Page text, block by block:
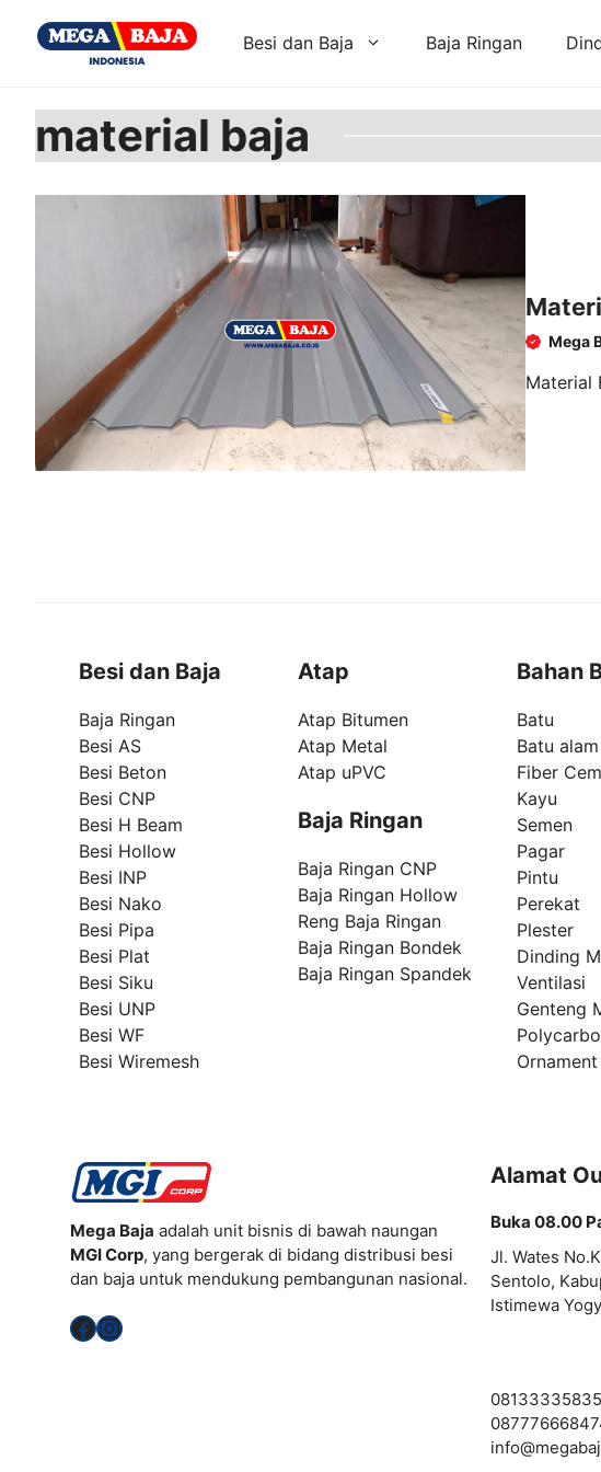
Besi dan Baja Baja Ringan
material baja
Mega
Material
Besi dan Baja
Baja Ringan
Besi AS
Besi Beton
Besi CNP
Besi H Beam
Besi Hollow
Besi INP
Besi Nako
Besi Pipa
Besi Plat
Besi Siku
Besi UNP
Besi WF
Besi Wiremesh
Atap
Atap Bitumen
Atap Metal
Atap uPVC
Baja Ringan
Baja Ringan CNP
Baja Ringan Hollow
Reng Baja Ringan
Baja Ringan Bondek
Baja Ringan Spandek
Bahan
Batu
Batu alam
Fiber
Kayu
Semen
Pagar
Pintu
Perekat
Plester
Dinding
Ventilasi
Genteng
Ornament
Mega Baja adalah unit bisnis di bawah naungan
MGI Corp, yang bergerak di bidang distribusi besi
dan baja untuk mendukung pembangunan nasional.
Facebook
Instagram
Alamat
Buka 08.00
Jl. Wates
Sentolo,
Istimewa
info@